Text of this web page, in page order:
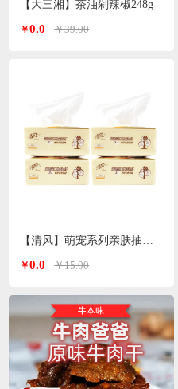
【大三湘】茶油剁辣椒248g
￥0.0 ￥39.00
【清风】萌宠系列亲肤抽纸3层*100抽
￥0.0 ￥15.00